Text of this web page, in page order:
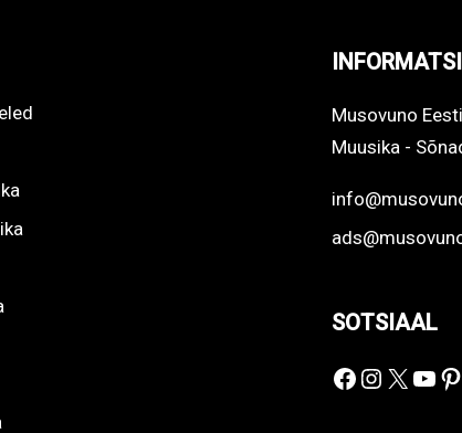
Musovuno Eesti
Muusika -
SOTSIAAL
Facebook
X